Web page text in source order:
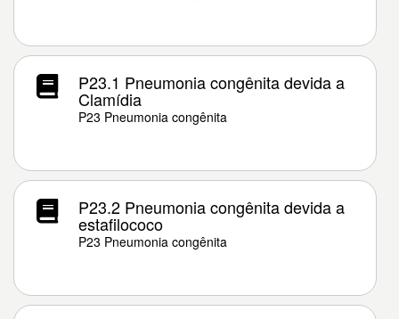
P23.1 Pneumonia congênita devida a
Clamídia
P23 Pneumonia congênita
P23.2 Pneumonia congênita devida a
estafilococo
P23 Pneumonia congênita